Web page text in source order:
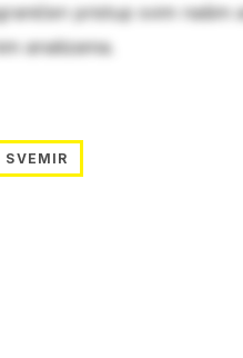
pristup svim našim
analizama.
SVEMIR